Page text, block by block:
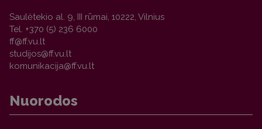
Saulėtekio al. 9, III rūmai, 10222, Vilnius
Tel. +370 (5) 236 6000
Nuorodos